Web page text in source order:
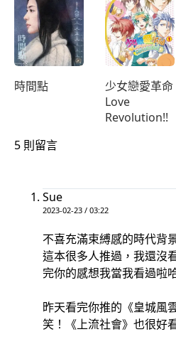
時間點
少女戀愛革命
Love
Revolution!!
5 則留言
Sue
2023-02-23 / 03:22
不喜充滿束縛感的時代背
這本很多人推過，我還沒
完你的感想我當我看過啦
昨天看完你推的《皇城風
笑！《上流社會》也很好